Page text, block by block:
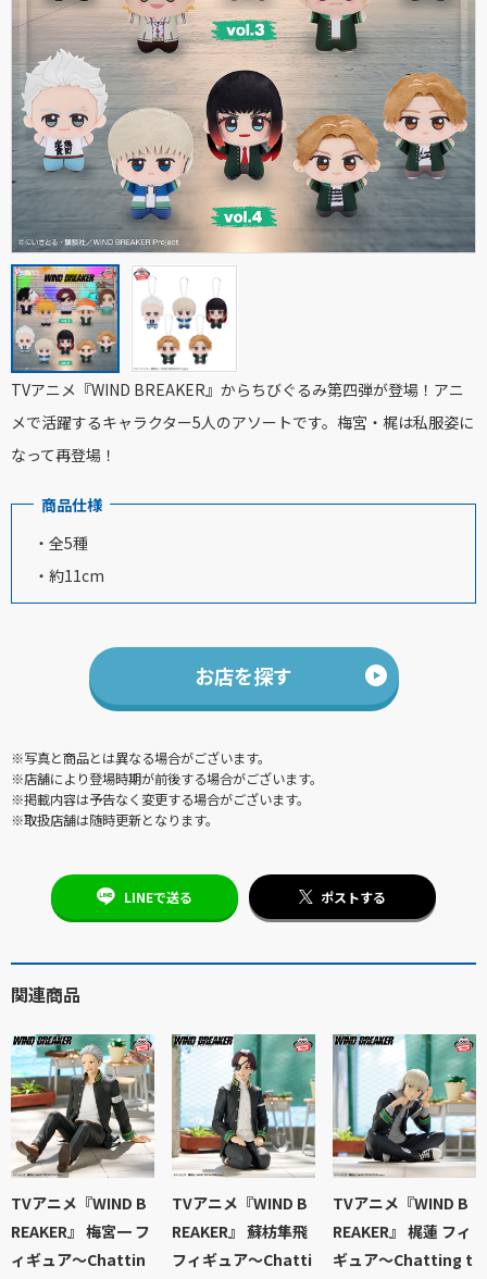
TVアニメ『WIND BREAKER』からちびぐるみ第四弾が登場！アニ
メで活躍するキャラクター5人のアソートです。梅宮・梶は私服姿に
なって再登場！
商品仕様
・全5種
・約11cm
お店を探す
※写真と商品とは異なる場合がございます。
※店舗により登場時期が前後する場合がございます。
※掲載内容は予告なく変更する場合がございます。
※取扱店舗は随時更新となります。
LINEで送る ポストする
関連商品
TVアニメ『WIND B
REAKER』 梅宮一 フ
ィギュア～Chattin
TVアニメ『WIND B
REAKER』 蘇枋隼飛
フィギュア～Chatti
TVアニメ『WIND B
REAKER』 梶蓮 フィ
ギュア～Chatting t